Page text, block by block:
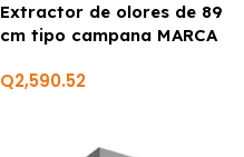
Extractor de olores de 89
cm tipo campana MARCA
Q2,590.52